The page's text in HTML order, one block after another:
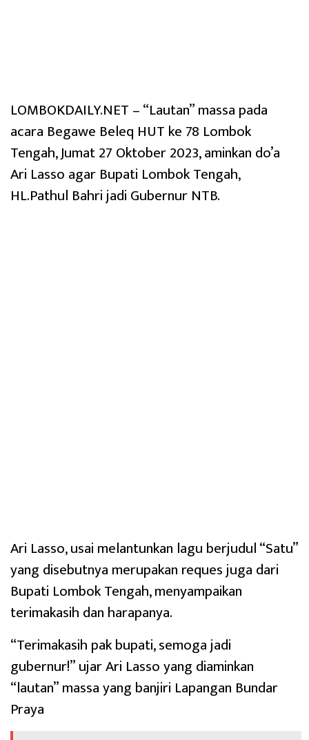
LOMBOKDAILY.NET – “Lautan” massa pada
acara Begawe Beleq HUT ke 78 Lombok
Tengah, Jumat 27 Oktober 2023, aminkan do’a
Ari Lasso agar Bupati Lombok Tengah,
HL.Pathul Bahri jadi Gubernur NTB.
Ari Lasso, usai melantunkan lagu berjudul “Satu”
yang disebutnya merupakan reques juga dari
Bupati Lombok Tengah, menyampaikan
terimakasih dan harapanya.
“Terimakasih pak bupati, semoga jadi
gubernur!” ujar Ari Lasso yang diaminkan
“lautan” massa yang banjiri Lapangan Bundar
Praya